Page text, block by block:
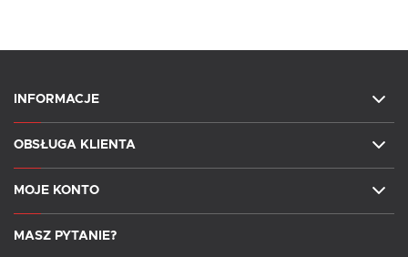
INFORMACJE
OBSŁUGA KLIENTA
MOJE KONTO
MASZ PYTANIE?